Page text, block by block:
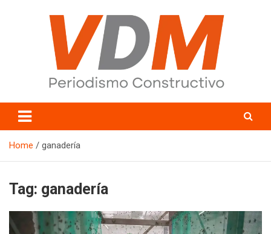
valledelmayo.com
Home ganadería
Tag: ganadería